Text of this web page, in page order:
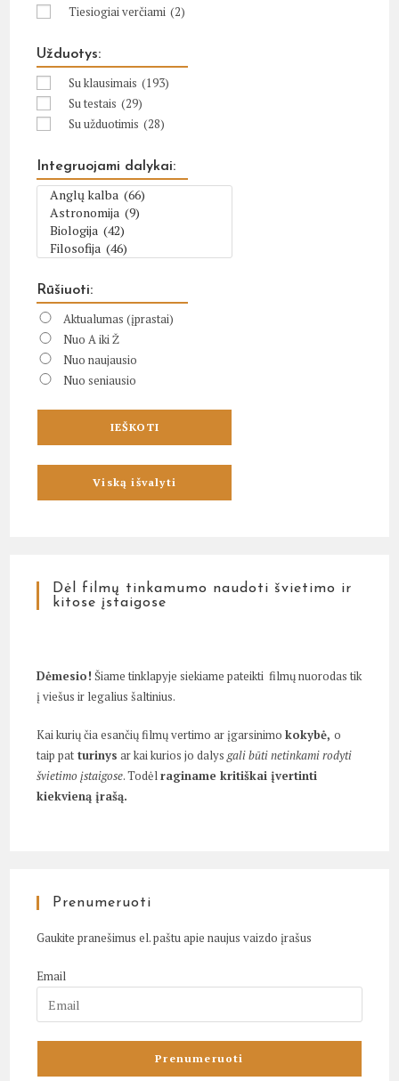
Tiesiogiai verčiami (2)
Užduotys:
Su klausimais (193)
Su testais (29)
Su užduotimis (28)
Integruojami dalykai:
Rūšiuoti:
Aktualumas (įprastai)
Nuo A iki Ž
Nuo naujausio
Nuo seniausio
Dėl filmų tinkamumo naudoti švietimo ir
kitose įstaigose
Dėmesio! Šiame tinklapyje siekiame pateikti filmų nuorodas tik
į viešus ir legalius šaltinius.
Kai kurių čia esančių filmų vertimo ar įgarsinimokokybė,o
taip pat turinys ar kai kurios jo dalysgali būti netinkami rodyti
švietimo įstaigose. Todėlraginame kritiškai įvertinti
kiekvieną įrašą.
Prenumeruoti
Gaukite pranešimus el. paštu apie naujus vaizdo įrašus
Email